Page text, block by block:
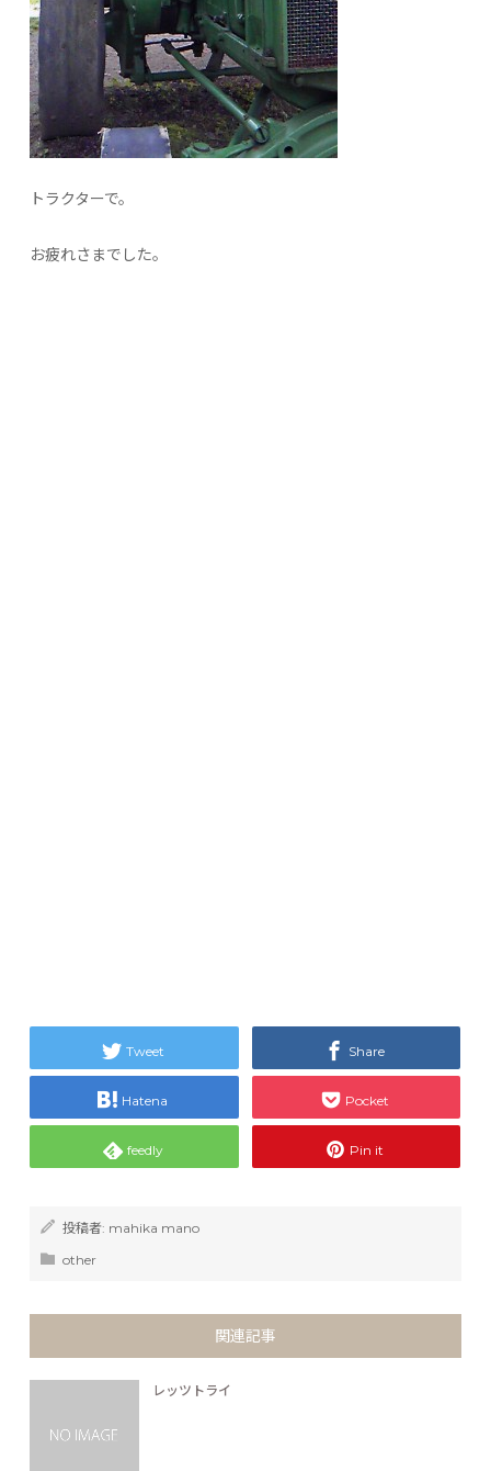
トラクターで。
お疲れさまでした。
Tweet Share
Hatena Pocket
feedly Pin it
投稿者: mahika mano
other
関連記事
レッツトライ